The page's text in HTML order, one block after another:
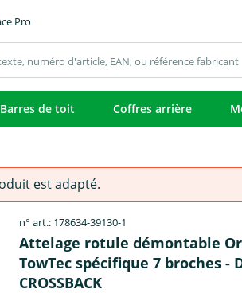
Pro
Barres de toit Coffres arrière
est adapté.
n° art.: 178634-39130-1
Attelage rotule démontable
TowTec spécifique 7 broches -
CROSSBACK